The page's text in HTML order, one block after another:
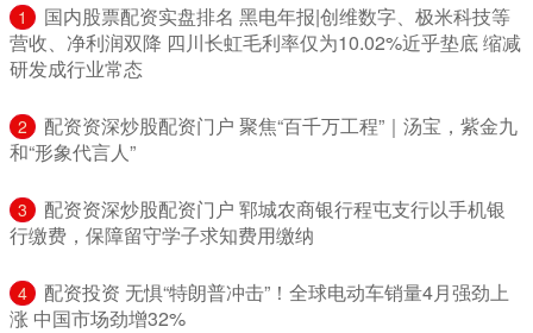
1
​国内股票配资实盘排名 黑电年报|创维数字、极米科技等
营收、净利润双降 四川长虹毛利率仅为10.02%近乎垫底 缩减
研发成行业常态
2
​配资资深炒股配资门户 聚焦“百千万工程”｜汤宝，紫金九
和“形象代言人”
3
​配资资深炒股配资门户 郓城农商银行程屯支行以手机银
行缴费，保障留守学子求知费用缴纳
4
​配资投资 无惧“特朗普冲击”！全球电动车销量4月强劲上
涨 中国市场劲增32%